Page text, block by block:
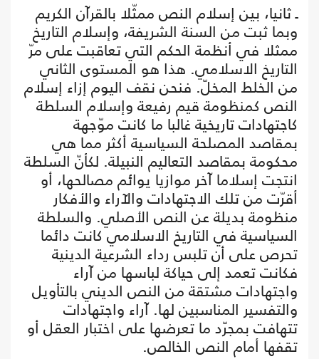
ـ ثانيا، بين إسلام النص ممثّلا بالقرآن الكريم
وبما ثبت من السنة الشريفة، وإسلام التاريخ
ممثلا في أنظمة الحكم التي تعاقبت على مرّ
التاريخ الاسلامي. هذا هو المستوى الثاني
من الخلط المخلّ. فنحن نقف اليوم إزاء إسلام
النص كمنظومة قيم رفيعة وإسلام السلطة
كاجتهادات تاريخية غالبا ما كانت موّجهة
بمقاصد المصلحة السياسية أكثر مما هي
محكومة بمقاصد التعاليم النبيلة. لكأنّ السلطة
انتجت إسلاما آخر موازيا يوائم مصالحها، أو
أقرّت من تلك الاجتهادات والآراء والأفكار
منظومة بديلة عن النص الأصلي. والسلطة
السياسية في التاريخ الاسلامي كانت دائما
تحرص على أن تلبس رداء الشرعية الدينية
فكانت تعمد إلى حياكة لباسها من آراء
واجتهادات مشتقة من النص الديني بالتأويل
والتفسير المناسبين لها. آراء واجتهادات
تتهافت بمجرّد ما تعرضها على اختبار العقل أو
تقفها أمام النص الخالص.